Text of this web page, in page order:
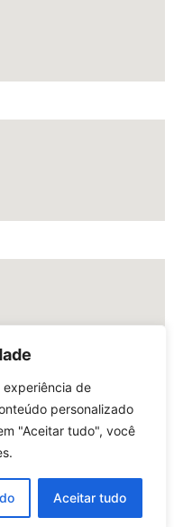
experiência de
personalizado
"Aceitar tudo", você
Aceitar tudo
Digital